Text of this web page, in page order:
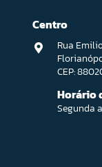
Centro
Rua
CEP:
Horário
Segunda